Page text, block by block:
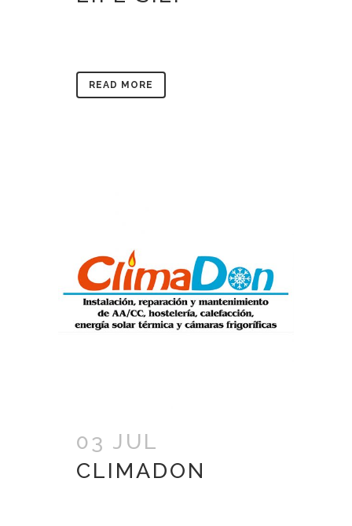
READ MORE
03 JUL
CLIMADON